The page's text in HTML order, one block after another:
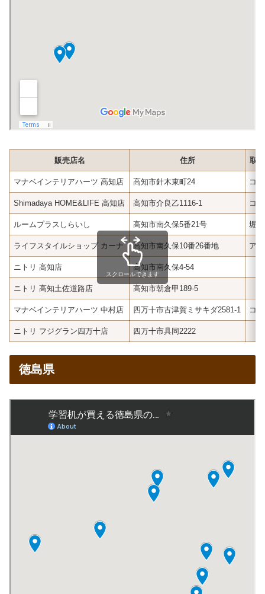
販売店名 住所 取
マナベインテリアハーツ 高知店 高知市針木東町24 コ
Shimadaya HOME&LIFE 高知店 高知市介良乙1116-1 コ
ルームプラスしらいし 高知市南久保5番21号 堀
ライフスタイルショップ カーナ 高知市南久保10番26番地 ア
ニトリ 高知店 高知市南久保4-54
ニトリ 高知土佐道路店 高知市朝倉甲189-5
マナベインテリアハーツ 中村店 四万十市古津賀ミサキダ2581-1 コ
ニトリ フジグラン四万十店 四万十市具同2222
スクロールできます
徳島県